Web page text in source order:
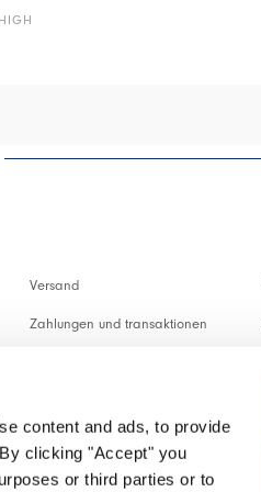
content and ads, to provide
clicking "Accept" you
or third parties or to
HIGH
Versand
Zahlungen und transaktionen
Rückgabe veranlassen